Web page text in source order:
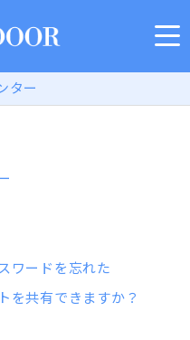
ター
ワードを忘れた
を共有できますか？